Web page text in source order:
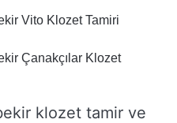
Vito Klozet Tamiri
Çanakçılar Klozet
klozet tamir ve